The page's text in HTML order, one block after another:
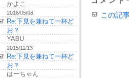
かよこ
2016/05/08
Re:下見を兼ねて一杯ど
お？
YABU
2015/11/13
Re:下見を兼ねて一杯ど
お？
はーちゃん
この記